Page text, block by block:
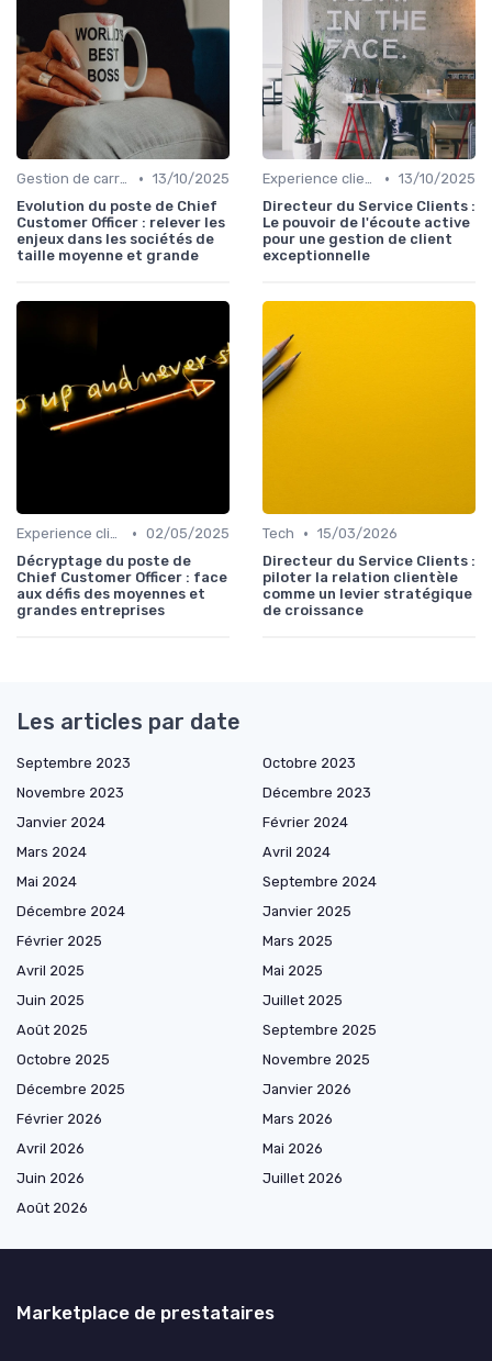
Gestion de carrière • 13/10/2025
Evolution du poste de Chief
Customer Officer : relever les
enjeux dans les sociétés de
taille moyenne et grande
Experience client • 13/10/2025
Directeur du Service Clients :
Le pouvoir de l'écoute active
pour une gestion de client
exceptionnelle
Experience client • 02/05/2025
Décryptage du poste de
Chief Customer Officer : face
aux défis des moyennes et
grandes entreprises
Tech • 15/03/2026
Directeur du Service Clients :
piloter la relation clientèle
comme un levier stratégique
de croissance
Les articles par date
Septembre 2023
Octobre 2023
Novembre 2023
Décembre 2023
Janvier 2024
Février 2024
Mars 2024
Avril 2024
Mai 2024
Septembre 2024
Décembre 2024
Janvier 2025
Février 2025
Mars 2025
Avril 2025
Mai 2025
Juin 2025
Juillet 2025
Août 2025
Septembre 2025
Octobre 2025
Novembre 2025
Décembre 2025
Janvier 2026
Février 2026
Mars 2026
Avril 2026
Mai 2026
Juin 2026
Juillet 2026
Août 2026
Marketplace de prestataires